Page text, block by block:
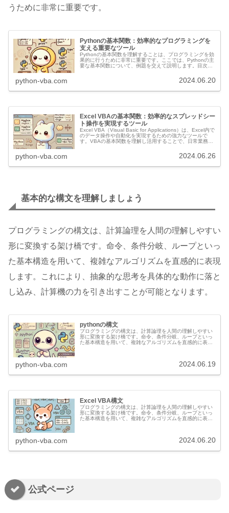
うために非常に重要です。
Pythonの基本関数：効率的なプログラミングを
支える重要なツール
Pythonの基本関数を理解することは、プログラミングを効
果的に行うために非常に重要です。ここでは、Pythonの主
要な基本関数について、例題を交えて説明します。目次
python-vba.com 2024.06.20
Excel VBAの基本関数：効率的なスプレッドシー
ト操作を実現するツール
Excel VBA（Visual Basic for Applications）は、Excel内で
のデータ操作や自動化を実現するための強力なツールで
す。VBAの基本関数を理解し活用することで、日常業務の
python-vba.com 2024.06.26
基本的な構文を理解しましょう
プログラミングの構文は、計算論理を人間の理解しやすい
形に変換する架け橋です。命令、条件分岐、ループといっ
た基本構造を用いて、複雑なアルゴリズムを直感的に表現
します。これにより、抽象的な思考を具体的な動作に落と
し込み、計算機の力を引き出すことが可能となります。
pythonの構文
プログラミングの構文は、計算論理を人間の理解しやすい
形に変換する架け橋です。命令、条件分岐、ループといっ
た基本構造を用いて、複雑なアルゴリズムを直感的に表現
python-vba.com 2024.06.19
Excel VBA構文
プログラミングの構文は、計算論理を人間の理解しやすい
形に変換する架け橋です。命令、条件分岐、ループといっ
た基本構造を用いて、複雑なアルゴリズムを直感的に表現
python-vba.com 2024.06.20
公式ページ